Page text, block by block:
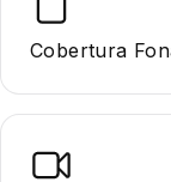
Cobertura